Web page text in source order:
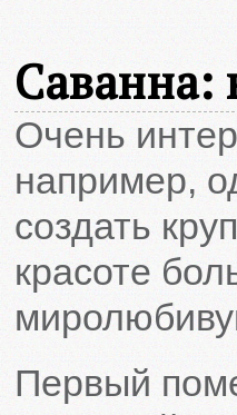
Саванна:
Очень
например,
создать
красоте
Первый